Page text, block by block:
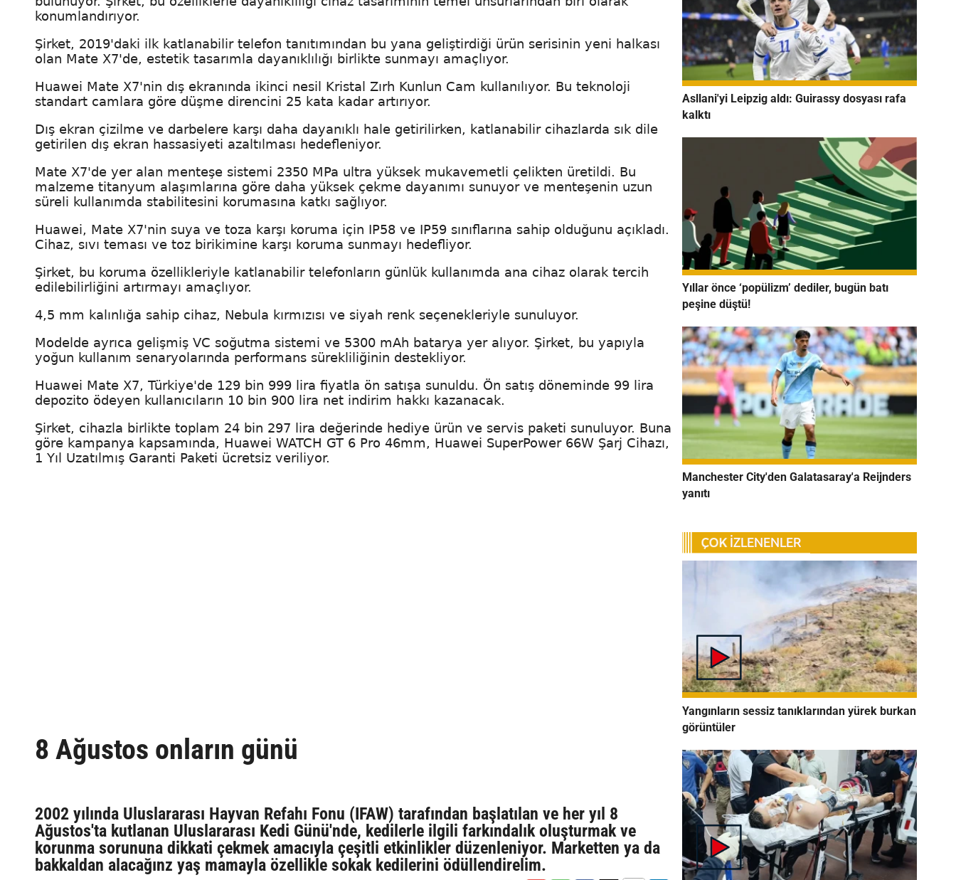
konumlandırıyor.
Şirket, 2019'daki ilk katlanabilir telefon tanıtımından bu yana geliştirdiği ürün serisinin yeni halkası
olan Mate X7'de, estetik tasarımla dayanıklılığı birlikte sunmayı amaçlıyor.
Huawei Mate X7'nin dış ekranında ikinci nesil Kristal Zırh Kunlun Cam kullanılıyor. Bu teknoloji
standart camlara göre düşme direncini 25 kata kadar artırıyor.
Dış ekran çizilme ve darbelere karşı daha dayanıklı hale getirilirken, katlanabilir cihazlarda sık dile
getirilen dış ekran hassasiyeti azaltılması hedefleniyor.
Mate X7'de yer alan menteşe sistemi 2350 MPa ultra yüksek mukavemetli çelikten üretildi. Bu
malzeme titanyum alaşımlarına göre daha yüksek çekme dayanımı sunuyor ve menteşenin uzun
süreli kullanımda stabilitesini korumasına katkı sağlıyor.
Huawei, Mate X7'nin suya ve toza karşı koruma için IP58 ve IP59 sınıflarına sahip olduğunu açıkladı.
Cihaz, sıvı teması ve toz birikimine karşı koruma sunmayı hedefliyor.
Şirket, bu koruma özellikleriyle katlanabilir telefonların günlük kullanımda ana cihaz olarak tercih
edilebilirliğini artırmayı amaçlıyor.
4,5 mm kalınlığa sahip cihaz, Nebula kırmızısı ve siyah renk seçenekleriyle sunuluyor.
Modelde ayrıca gelişmiş VC soğutma sistemi ve 5300 mAh batarya yer alıyor. Şirket, bu yapıyla
yoğun kullanım senaryolarında performans sürekliliğinin destekliyor.
Huawei Mate X7, Türkiye'de 129 bin 999 lira fiyatla ön satışa sunuldu. Ön satış döneminde 99 lira
depozito ödeyen kullanıcıların 10 bin 900 lira net indirim hakkı kazanacak.
Şirket, cihazla birlikte toplam 24 bin 297 lira değerinde hediye ürün ve servis paketi sunuluyor. Buna
göre kampanya kapsamında, Huawei WATCH GT 6 Pro 46mm, Huawei SuperPower 66W Şarj Cihazı,
1 Yıl Uzatılmış Garanti Paketi ücretsiz veriliyor.
8 Ağustos onların günü
2002 yılında Uluslararası Hayvan Refahı Fonu (IFAW) tarafından başlatılan ve her yıl 8
Ağustos'ta kutlanan Uluslararası Kedi Günü'nde, kedilerle ilgili farkındalık oluşturmak ve
korunma sorununa dikkati çekmek amacıyla çeşitli etkinlikler düzenleniyor. Marketten ya da
bakkaldan alacağınz yaş mamayla özellikle sokak kedilerini ödüllendirelim.
Asllani'yi Leipzig aldı: Guirassy dosyası rafa
kalktı
Yıllar önce ‘popülizm’ dediler, bugün batı
peşine düştü!
Manchester City'den Galatasaray'a Reijnders
yanıtı
Yangınların sessiz tanıklarından yürek burkan
görüntüler